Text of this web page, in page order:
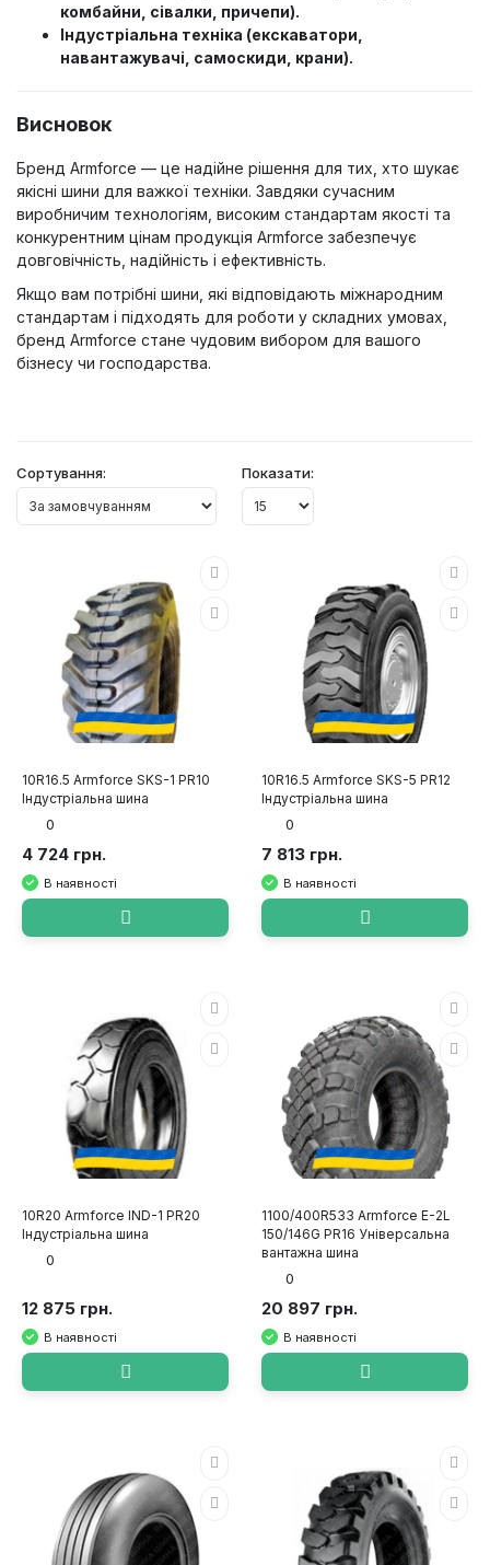
комбайни, сівалки, причепи).
Індустріальна техніка (екскаватори,
навантажувачі, самоскиди, крани).
Висновок
Бренд Armforce — це надійне рішення для тих, хто шукає
якісні шини для важкої техніки. Завдяки сучасним
виробничим технологіям, високим стандартам якості та
конкурентним цінам продукція Armforce забезпечує
довговічність, надійність і ефективність.
Якщо вам потрібні шини, які відповідають міжнародним
стандартам і підходять для роботи у складних умовах,
бренд Armforce стане чудовим вибором для вашого
бізнесу чи господарства.
Сортування: Показати:
10R16.5 Armforce SKS-1 PR10
Індустріальна шина
0
4 724 грн.
В наявності
10R16.5 Armforce SKS-5 PR12
Індустріальна шина
0
7 813 грн.
В наявності
10R20 Armforce IND-1 PR20
Індустріальна шина
0
12 875 грн.
В наявності
1100/400R533 Armforce E-2L
150/146G PR16 Універсальна
вантажна шина
0
20 897 грн.
В наявності